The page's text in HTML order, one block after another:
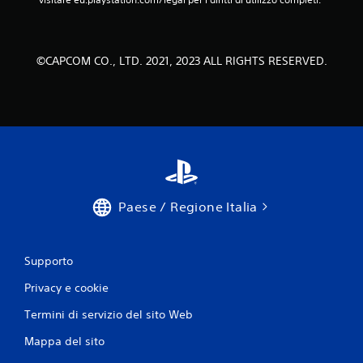
©CAPCOM CO., LTD. 2021, 2023 ALL RIGHTS RESERVED.
Paese / Regione Italia
Supporto
Privacy e cookie
Termini di servizio del sito Web
Mappa del sito